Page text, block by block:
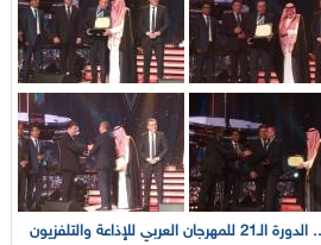
بالصور... الدورة الـ21 للمهرجان العربي للإذاعة والتلفزيون